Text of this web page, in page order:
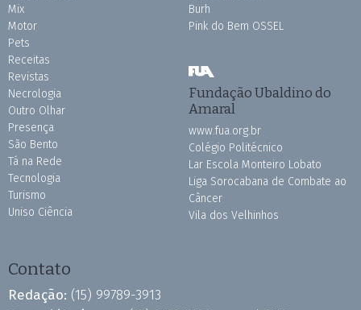
Mix
Motor
Pets
Receitas
Revistas
Necrologia
Outro Olhar
Presença
São Bento
Tá na Rede
Tecnologia
Turismo
Uniso Ciência
Burh
Pink do Bem OSSEL
Fundação Ubaldino do
Amaral
www.fua.org.br
Colégio Politécnico
Lar Escola Monteiro Lobato
Liga Sorocabana de Combate ao
Câncer
Vila dos Velhinhos
Contato
Redação: (15) 99789-3913